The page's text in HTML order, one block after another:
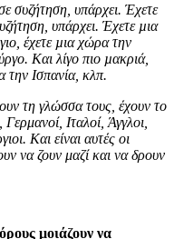
συζήτηση, υπάρχει. Έχετε
υπάρχει. Έχετε µια
έχετε µια χώρα την
Και λίγο πιο µακριά,
την Ισπανία, κλπ.
τη γλώσσα τους, έχουν το
Ιταλοί, Άγγλοι,
Και είναι αυτές οι
να ζουν μαζί και να δρουν
μοιάζουν να